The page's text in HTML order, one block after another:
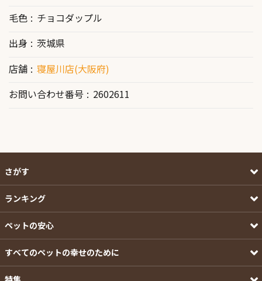
毛色
チョコダップル
出身
茨城県
店舗
寝屋川店(大阪府)
お問い合わせ番号
2602611
さがす
ランキング
ペットの安心
すべてのペットの幸せのために